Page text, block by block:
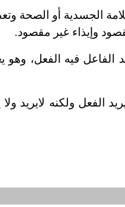
الجسدية أو الصحة
وإيذاء غير مقصود.
الفاعل فيه الفعل،
الفعل ولكنه لايريد